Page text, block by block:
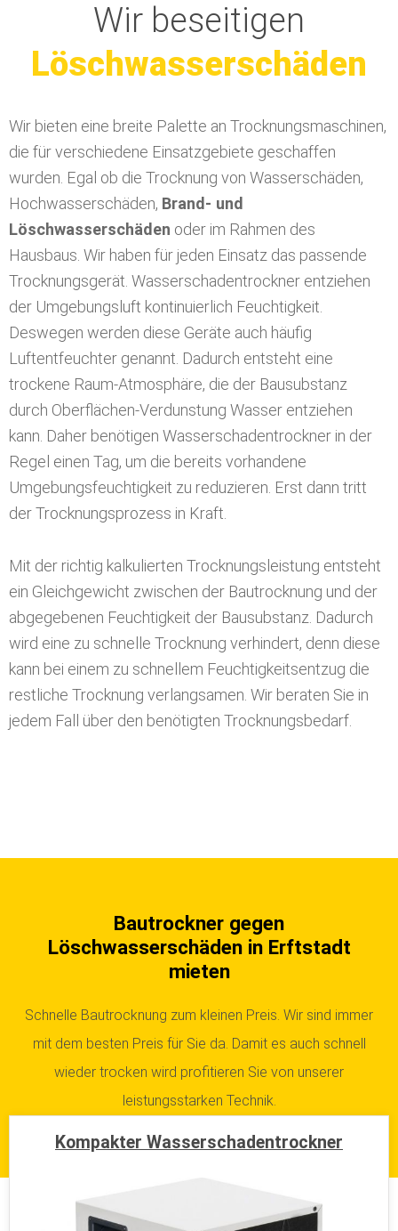
Wir beseitigen
Feuchtigkeit im
Wir bieten eine breite Palette an Trocknungsmaschinen,
die für verschiedene Einsatzgebiete geschaffen
wurden. Egal ob die Trocknung von Wasserschäden,
Hochwasserschäden,Brand- und
Löschwasserschäden
oder im Rahmen des
Hausbaus. Wir haben für jeden Einsatz das passende
Trocknungsgerät. Wasserschadentrockner entziehen
der Umgebungsluft kontinuierlich Feuchtigkeit.
Deswegen werden diese Geräte auch häufig
Luftentfeuchter genannt. Dadurch entsteht eine
trockene Raum-Atmosphäre, die der Bausubstanz
durch Oberflächen-Verdunstung Wasser entziehen
kann. Daher benötigen Wasserschadentrockner in der
Regel einen Tag, um die bereits vorhandene
der Trocknungsprozess in Kraft.
Mit der richtig kalkulierten Trocknungsleistung entsteht
ein Gleichgewicht zwischen der Bautrocknung und der
abgegebenen Feuchtigkeit der Bausubstanz. Dadurch
wird eine zu schnelle Trocknung verhindert, denn diese
kann bei einem zu schnellem Feuchtigkeitsentzug die
Bautrockner gegen
mieten
wieder trocken wird profitieren Sie von unserer
leistungsstarken Technik.